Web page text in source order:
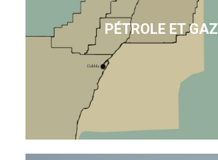
PÉTROLE ET GAZ